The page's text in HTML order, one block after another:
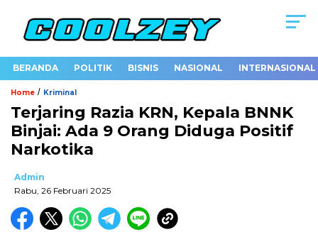
BERANDA POLITIK BISNIS NASIONAL INTERNASIONAL
Home / Kriminal
Terjaring Razia KRN, Kepala BNNK
Binjai: Ada 9 Orang Diduga Positif
Narkotika
Admin
Rabu, 26 Februari 2025